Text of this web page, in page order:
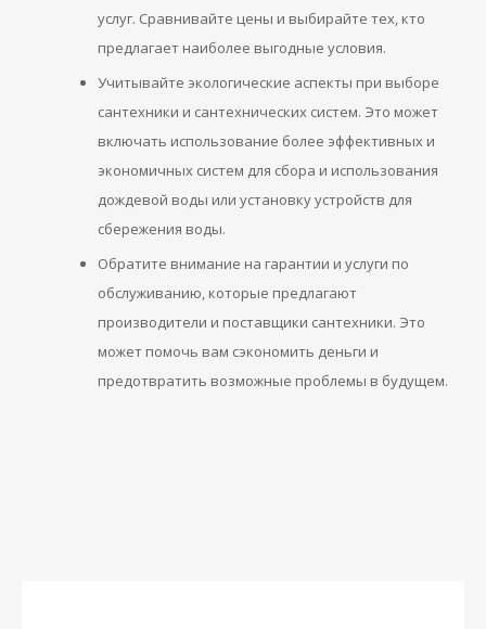
услуг. Сравнивайте цены и выбирайте тех, кто
предлагает наиболее выгодные условия.
Учитывайте экологические аспекты при выборе
сантехники и сантехнических систем. Это может
включать использование более эффективных и
экономичных систем для сбора и использования
дождевой воды или установку устройств для
сбережения воды.
Обратите внимание на гарантии и услуги по
обслуживанию, которые предлагают
производители и поставщики сантехники. Это
может помочь вам сэкономить деньги и
предотвратить возможные проблемы в будущем.